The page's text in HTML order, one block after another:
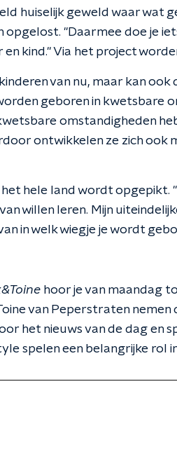
huiselijk geweld waar wat
opgelost. "Daarmee doe je
kind." Via het project
van nu, maar kan
geboren in kwetsbare
omstandigheden
ontwikkelen ze zich ook
hele land wordt opgepikt.
willen leren. Mijn
in welk wiegje je wordt
hoor je van maandag
van Peperstraten
het nieuws van de dag en
spelen een belangrijke rol